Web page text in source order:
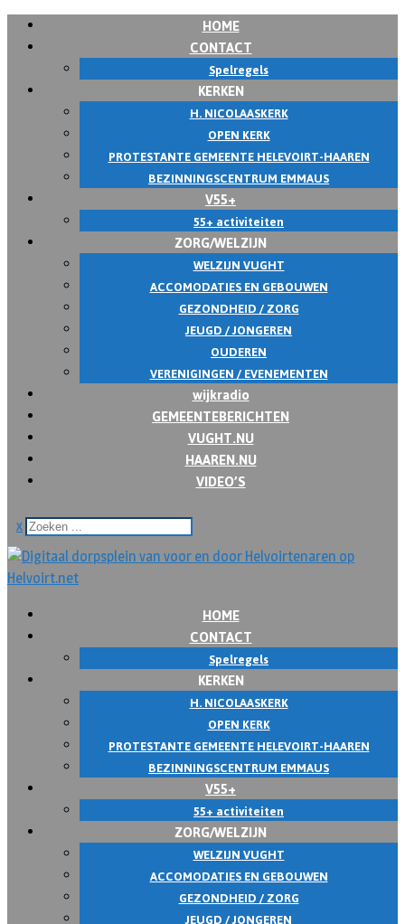
Skip
HOME
CONTACT
Spelregels
KERKEN
H. NICOLAASKERK
OPEN KERK
PROTESTANTE GEMEENTE HELEVOIRT-HAAREN
BEZINNINGSCENTRUM EMMAUS
V55+
55+ activiteiten
ZORG/WELZIJN
WELZIJN VUGHT
ACCOMODATIES EN GEBOUWEN
GEZONDHEID / ZORG
JEUGD / JONGEREN
OUDEREN
VERENIGINGEN / EVENEMENTEN
wijkradio
GEMEENTEBERICHTEN
VUGHT.NU
HAAREN.NU
VIDEO’S
x
HOME
CONTACT
Spelregels
KERKEN
H. NICOLAASKERK
OPEN KERK
PROTESTANTE GEMEENTE HELEVOIRT-HAAREN
BEZINNINGSCENTRUM EMMAUS
V55+
55+ activiteiten
ZORG/WELZIJN
WELZIJN VUGHT
ACCOMODATIES EN GEBOUWEN
GEZONDHEID / ZORG
JEUGD / JONGEREN